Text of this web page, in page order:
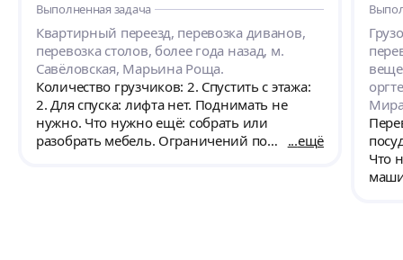
проносом габаритной мебели в дверные
проемы, но ребята справились,
профессионалы. Никаких повреждений
вещей нет. Время переезд занял, как и было
запланировано. Рекомендую.
Выполненная задача
Квартирный переезд, перевозка диванов,
перевозка столов, более года назад, м.
Савёловская, Марьина Роща.
Количество грузчиков: 2. Спустить с этажа:
2. Для спуска: лифта нет. Поднимать не
нужно. Что нужно ещё: собрать или
разобрать мебель. Ограничений по
ещё
Что